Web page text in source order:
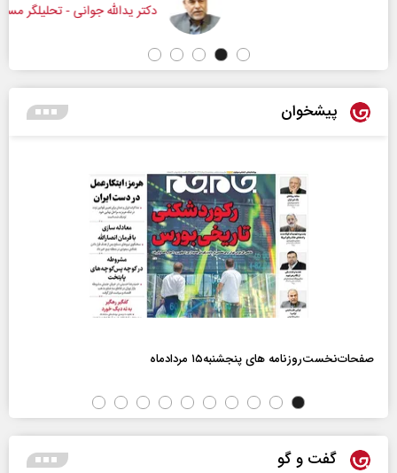
دکتر یدالله جوانی - تحلیلگر مسائل سیاسی
پیشخوان
صفحات‌نخست‌روزنامه ها‌ی پنجشنبه‌۱۵ مردادماه
گفت و گو